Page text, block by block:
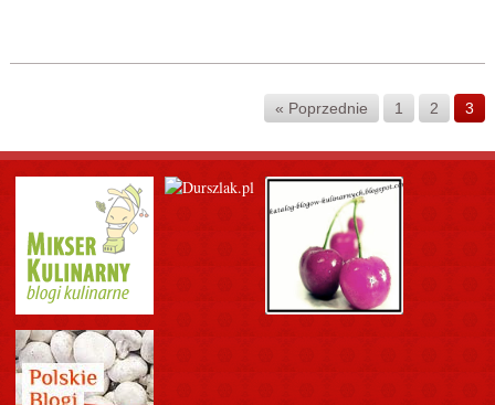
« Poprzednie 1 2 3